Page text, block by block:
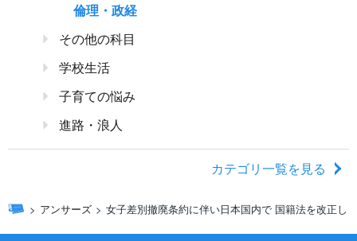
倫理・政経
その他の科目
学校生活
子育ての悩み
進路・浪人
カテゴリ一覧を見る
アンサーズ 女子差別撤廃条約に伴い日本国内で 国籍法を改正し